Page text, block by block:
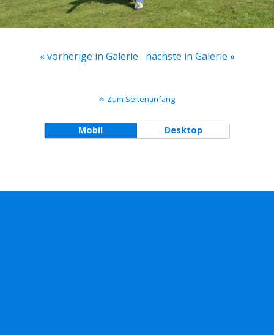
« vorherige in Galerie nächste in Galerie »
Zum Seitenanfang
Mobil Desktop